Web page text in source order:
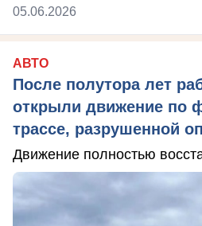
05.06.2026
АВТО
После полутора лет
открыли движение по
трассе, разрушенной
Движение полностью